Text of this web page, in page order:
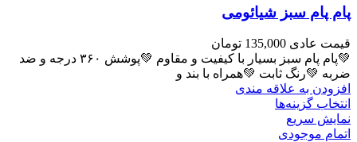
پام پام سبز شیائومی
قیمت عادی 135,000 تومان
💚پام پام سبز بسیار با کیفیت و مقاوم 💚پوشش ۳۶۰ درجه و ضد
ضربه 💚رنگ ثابت 💚همراه با بند و
افزودن به علاقه مندی
انتخاب گزینه‌ها
نمایش سریع
اتمام موجودی